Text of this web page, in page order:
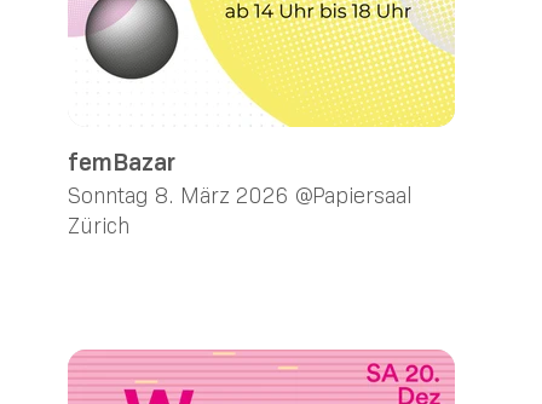
femBazar
Sonntag 8. März 2026 @Papiersaal
Zürich